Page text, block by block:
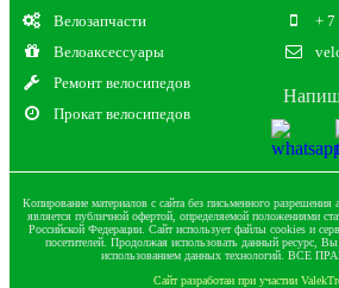
Велозапчасти
Велоаксессуары
Ремонт велосипедов
Прокат велосипедов
+ 7
Копирование материалов с сайта без письменного
является публичной офертой, определяемой положениями
Российской Федерации. Сайт использует файлы cookies и
посетителей. Продолжая использовать данный ресурс, Вы
использованием данных технологий. ВСЕ
Сайт разработан при участии